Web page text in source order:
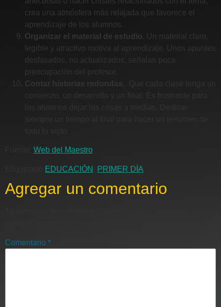
crea una atmósfera más relajada que favorece el
aprendizaje de los alumnos.
Organizar el material de estudio. Un material claro,
legible y atractivo motiva al aprendizaje. Unos apuntes
desfasados, no actualizados, señalan poca
preocupación del profesor.
Contar historias redondas.
Web del Maestro
EDUCACIÓN PRIMER DÍA
Agregar un comentario
Comentario *